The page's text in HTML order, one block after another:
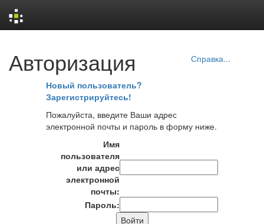
navigation
Авторизация Справка...
Новый пользователь?
Зарегистрируйтесь!
Пожалуйста, введите Ваши адрес
электронной почты и пароль в форму ниже.
Имя
пользователя
или адрес
электронной
почты:
Пароль: